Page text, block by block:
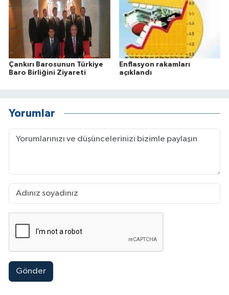
Çankırı Barosunun Türkiye
Baro Birliğini Ziyareti
Enflasyon rakamları
açıklandı
Yorumlar
Gönder